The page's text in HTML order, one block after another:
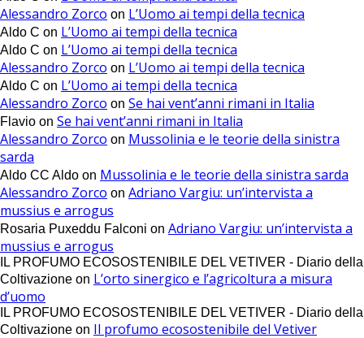
Alessandro Zorco on L’Uomo ai tempi della tecnica
Aldo C on L’Uomo ai tempi della tecnica
Aldo C on L’Uomo ai tempi della tecnica
Alessandro Zorco on L’Uomo ai tempi della tecnica
Aldo C on L’Uomo ai tempi della tecnica
Alessandro Zorco on Se hai vent’anni rimani in Italia
Flavio on Se hai vent’anni rimani in Italia
Alessandro Zorco on Mussolinia e le teorie della sinistra
sarda
Aldo CC Aldo on Mussolinia e le teorie della sinistra sarda
Alessandro Zorco on Adriano Vargiu: un’intervista a
mussius e arrogus
Rosaria Puxeddu Falconi on Adriano Vargiu: un’intervista a
mussius e arrogus
IL PROFUMO ECOSOSTENIBILE DEL VETIVER - Diario della
Coltivazione on L’orto sinergico e l’agricoltura a misura
d’uomo
IL PROFUMO ECOSOSTENIBILE DEL VETIVER - Diario della
Coltivazione on Il profumo ecosostenibile del Vetiver